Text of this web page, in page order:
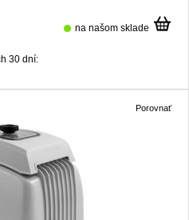
na našom sklade
30 dní:
Porovnať